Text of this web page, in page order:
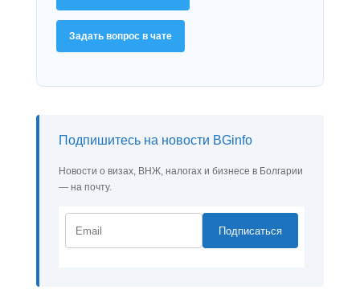
Задать вопрос в чате
Подпишитесь на новости BGinfo
Новости о визах, ВНЖ, налогах и бизнесе в Болгарии
— на почту.
Подписаться